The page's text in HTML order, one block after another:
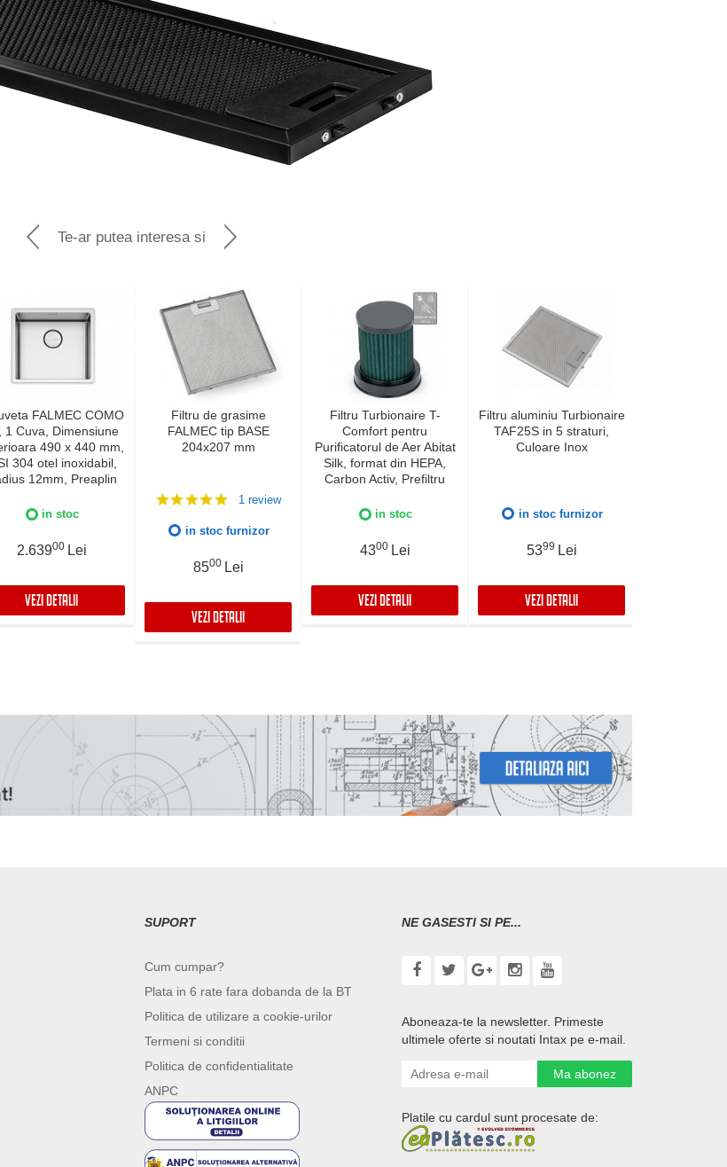
Te-ar putea interesa si
FALMEC COMO
1 Cuva, Dimensiune
490 x 440 mm,
304 otel inoxidabil,
12mm, Preaplin
Sistem drenaj
sau pe blat
in stoc
2.63900 Lei
VEZI DETALII
Filtru de grasime
FALMEC tip BASE
204x207 mm
1 review
in stoc furnizor
8500 Lei
VEZI DETALII
Filtru Turbionaire T-
Comfort pentru
Purificatorul de Aer Abitat
Silk, format din HEPA,
Carbon Activ, Prefiltru
in stoc
4300 Lei
VEZI DETALII
Filtru aluminiu Turbionaire
TAF25S in 5 straturi,
Culoare Inox
in stoc furnizor
5399 Lei
VEZI DETALII
SUPORT
Cum cumpar?
Plata in 6 rate fara dobanda de la BT
Politica de utilizare a cookie-urilor
Termeni si conditii
Politica de confidentialitate
ANPC
NE GASESTI SI PE...
Aboneaza-te la newsletter. Primeste
ultimele oferte si noutati Intax pe e-mail.
Ma abonez
Platile cu cardul sunt procesate de: